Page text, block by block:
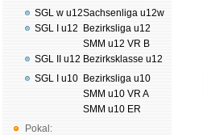
SGL w u12
SGL I u12
SGL II u12
SGL I u10
Pokal:
Sachsenliga u12w
Bezirksliga u12
SMM u12 VR B
Bezirksklasse u12
Bezirksliga u10
SMM u10 VR A
SMM u10 ER